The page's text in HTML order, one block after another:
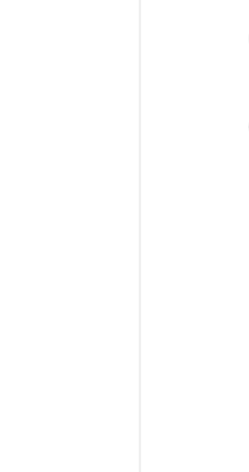
Caisson